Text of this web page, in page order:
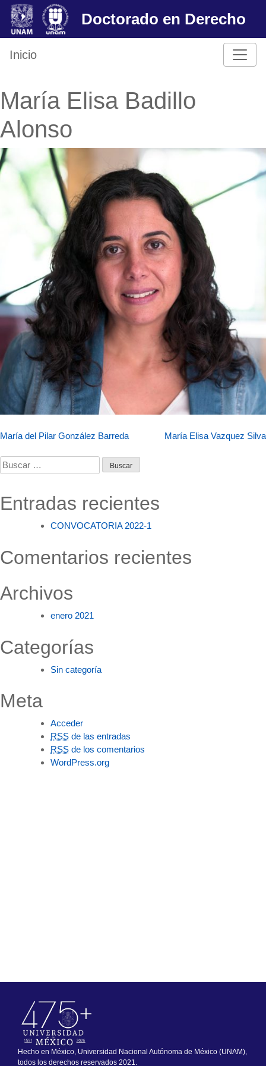
Skip
content
Doctorado en Derecho
Inicio
María Elisa Badillo
Alonso
Navegación
de
María del Pilar González Barreda María Elisa Vazquez Silva
Buscar:
Entradas recientes
CONVOCATORIA 2022-1
Comentarios recientes
Archivos
enero 2021
Categorías
Sin categoría
Meta
Acceder
RSS de las entradas
RSS de los comentarios
WordPress.org
Hecho en México, Universidad Nacional Autónoma de México (UNAM),
todos los derechos reservados 2021.